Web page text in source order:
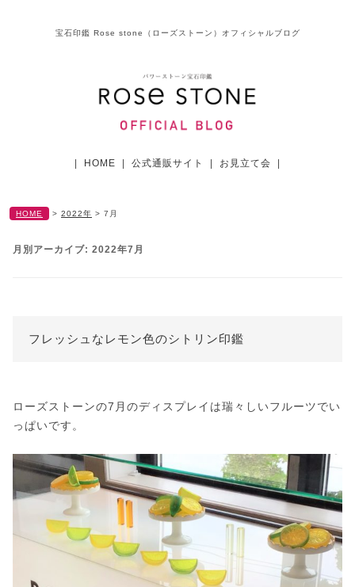
宝石印鑑 Rose stone（ローズストーン）オフィシャルブログ
HOME 公式通販サイト お見立て会
HOME > 2022年 > 7月
月別アーカイブ: 2022年7月
フレッシュなレモン色のシトリン印鑑
ローズストーンの7月のディスプレイは瑞々しいフルーツでい
っぱいです。